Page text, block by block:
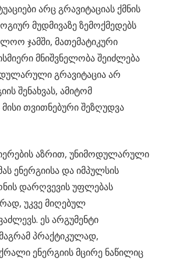
არც გრავიტაციას ქმნის
მუდმივაზე ზემოქმედებს
ჯამში, მათემატიკური
მნიშვნელობა შეიძლება
გრავიტაცია არ
შენახვას, ამიტომ
თვითნებური შეზღუდვა
აზრით, უნიმოდულარული
ენერგიისა და იმპულსის
დარღვევის უფლებას
უკვე მიღებულ
ეს არგუმენტი
პრაქტიკულად,
ენერგიის მცირე ნაწილიც